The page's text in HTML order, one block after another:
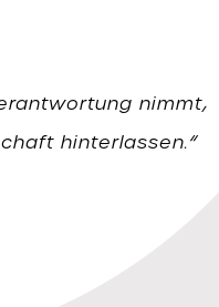
neue Trends zu
factor-D im Interview
nimmt,
hinterlassen.“